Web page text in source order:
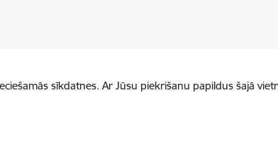
sīkdatnes. Ar Jūsu piekrišanu papildus šajā